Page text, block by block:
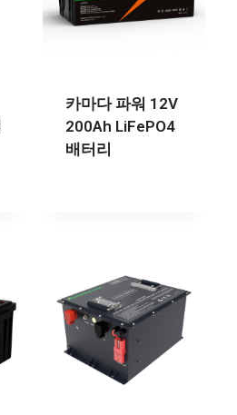
카마다 파워 12V
200Ah LiFePO4
배터리